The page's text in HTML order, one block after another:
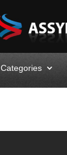
Categories